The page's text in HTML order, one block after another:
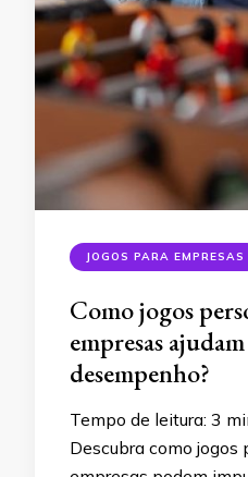
JOGOS PARA EMPRESAS
Como jogos
empresas
desempenho?
Tempo de leitura: 3
Descubra como jogos